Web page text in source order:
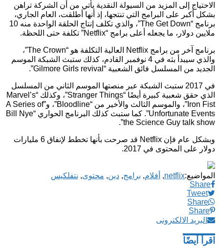
الاحتياج إلى المزيد من السيولة النقدية يأتي من أن الشركة تراهن
بشكل أكبر على البرامج التي تنتجها، إذ أنها أطلقت، العام الجاري،
برنامج “The Get Down”، والذي تكلف إنتاج الحلقة الواحدة منه 10
ملايين دولار، ما يجعله أعلى برامج “Netflix” تكلفة حتى اللحظة.
برنامج آخر من برامج Netflix العالية التكلفة هو “The Crown”،
والذي سيبدأ بثه في 4 نوفمبر القادم، كذلك ستبث الشبكة الموسم
الجديد من المسلسل فائق الشعبية “Gilmore Girls revival”.
في 2017 ستبث الشبكة عبر منصتها الموسم الثاني من المسلسل
الذي حقق شعبية كبيرة أيضًا “Stranger Things”، وكذلك “Marvel’s
Iron Fist”، والموسم الثالث والأخير من “Bloodline”، و”A Series of
Unfortunate Events”. كما ستبث كذلك البرنامج الحواري “Bill Nye
the Science Guy talk show”.
وبشكل عام فإن Netflix قد صرحت بأنها تخطط لإنفاق 6 مليارات
دولار على المحتوى في 2017.
المواضيع:netflix
, أفلام, برامج, دين, محتوى, نتفلكيس
Share
Tweet
Share
Share
البريد الالكترونى
اقرأ أيضًا